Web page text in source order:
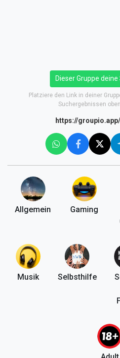
Dieser Gruppe
Platziere den Link in deiner
Suchergebnissen
https://
Allgemein Gaming
Musik Selbsthilfe